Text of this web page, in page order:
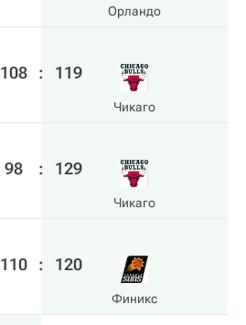
Орландо
108 : 119
Чикаго
98 : 129
Чикаго
110 : 120
Финикс